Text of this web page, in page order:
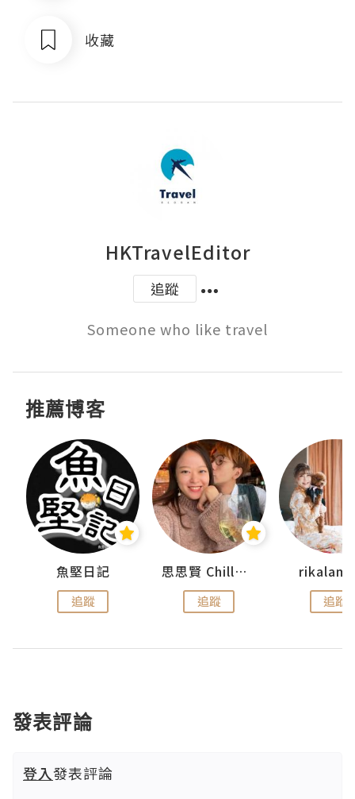
收藏
HKTravelEditor
追蹤
Someone who like travel
推薦博客
魚堅日記
追蹤
思思賢 ChillMyBabe
追蹤 追蹤
發表評論
登入發表評論